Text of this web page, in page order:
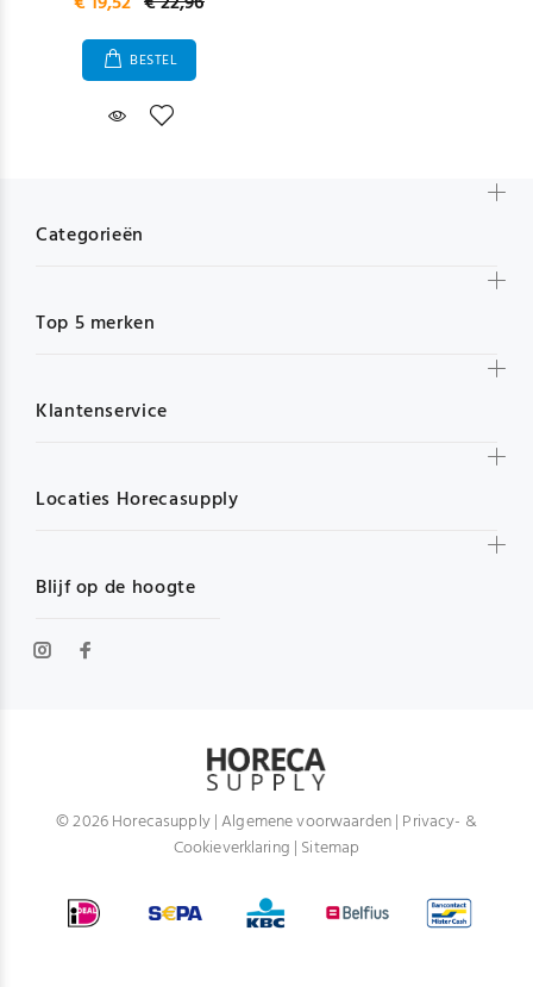
BESTEL
Blijf op de hoogte
Categorieën
Top 5 merken
Klantenservice
Locaties Horecasupply
© 2026 Horecasupply |Algemene voorwaarden| Privacy- &
Cookieverklaring | Sitemap